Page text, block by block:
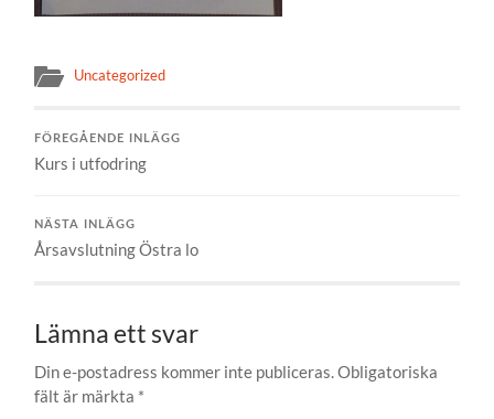
Uncategorized
FÖREGÅENDE INLÄGG
Kurs i utfodring
NÄSTA INLÄGG
Årsavslutning Östra lo
Lämna ett svar
Din e-postadress kommer inte publiceras. Obligatoriska
fält är märkta *